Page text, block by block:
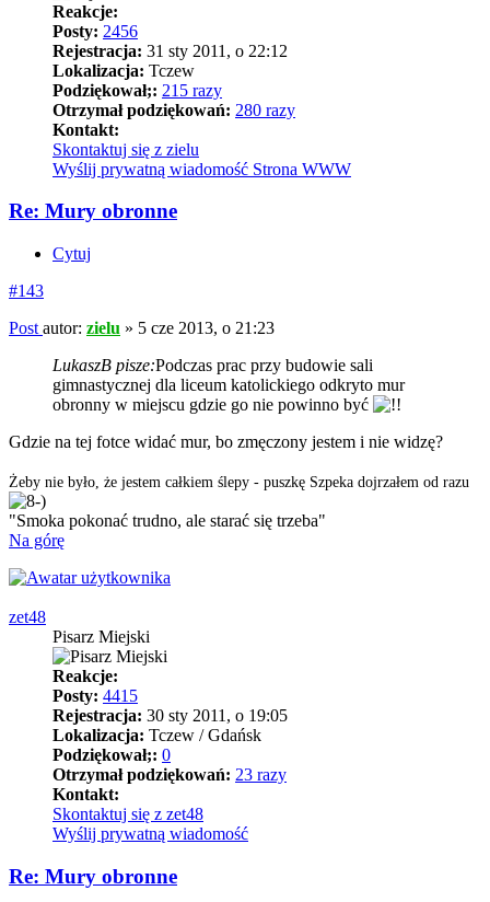
Reakcje:
Posty: 2456
Rejestracja: 31 sty 2011, o 22:12
Lokalizacja: Tczew
Podziękował;: 215 razy
Otrzymał podziękowań: 280 razy
Kontakt:
Skontaktuj się z zielu
Wyślij prywatną wiadomość Strona WWW
Re: Mury obronne
Cytuj
#143
Post autor: zielu » 5 cze 2013, o 21:23
LukaszB pisze:Podczas prac przy budowie sali
gimnastycznej dla liceum katolickiego odkryto mur
obronny w miejscu gdzie go nie powinno być
Gdzie na tej fotce widać mur, bo zmęczony jestem i nie widzę?
Żeby nie było, że jestem całkiem ślepy - puszkę Szpeka dojrzałem od razu
"Smoka pokonać trudno, ale starać się trzeba"
Na górę
zet48
Pisarz Miejski
Reakcje:
Posty: 4415
Rejestracja: 30 sty 2011, o 19:05
Lokalizacja: Tczew / Gdańsk
Podziękował;: 0
Otrzymał podziękowań: 23 razy
Kontakt:
Skontaktuj się z zet48
Wyślij prywatną wiadomość
Re: Mury obronne